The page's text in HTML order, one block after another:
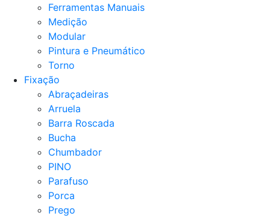
Ferramentas Manuais
Medição
Modular
Pintura e Pneumático
Torno
Fixação
Abraçadeiras
Arruela
Barra Roscada
Bucha
Chumbador
PINO
Parafuso
Porca
Prego